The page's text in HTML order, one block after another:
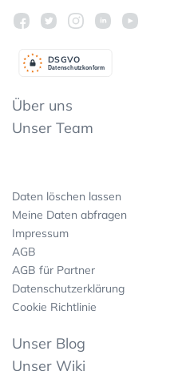
Datenschutzkonform
DSGVO
Über uns
Unser Team
Daten löschen lassen
Meine Daten abfragen
Impressum
AGB
AGB für Partner
Datenschutzerklärung
Cookie Richtlinie
Unser Blog
Unser Wiki